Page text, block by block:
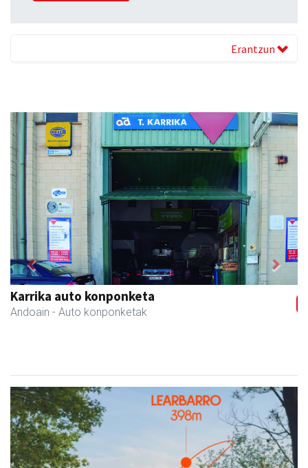
Erantzun
Karrika auto konponketa
Andoain - Auto konponketak
Previous Next